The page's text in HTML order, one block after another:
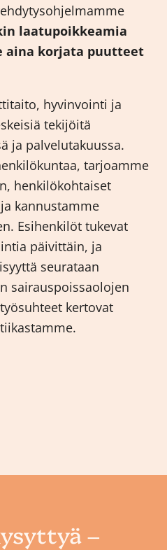
laatupoikkeamia
aina korjata puutteet
hyvinvointi ja
tekijöitä
ja palvelutakuussa.
tarjoamme
henkilökohtaiset
kannustamme
Esihenkilöt tukevat
päivittäin, ja
seurataan
sairauspoissaolojen
kertovat
–